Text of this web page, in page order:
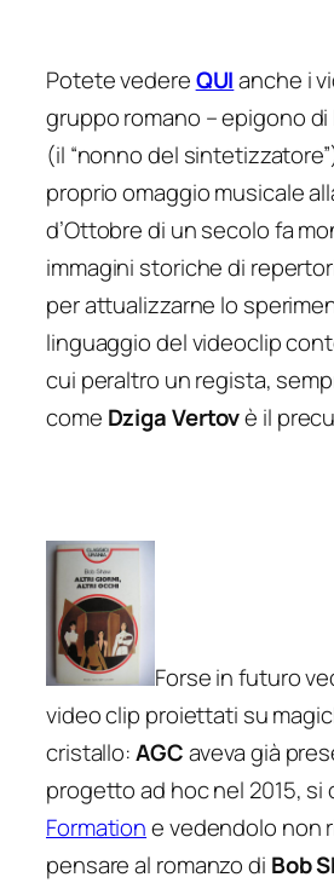
Potete vedereQUIanche i
gruppo romano – epigono di
(il “nonno del
proprio omaggio musicale
d’Ottobre di un secolo fa
immagini storiche di
per attualizzarne lo
linguaggio del videoclip
cui peraltro un regista,
come Dziga Vertovè il
Forse in futuro
video clip proiettati su
cristallo:AGCaveva già
progetto ad hoc nel 2015, si
Formatione vedendolo non
pensare al romanzo di Bob